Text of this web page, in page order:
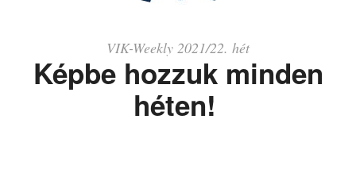
VIK-Weekly 2021/22. hét
Képbe hozzuk minden
héten!